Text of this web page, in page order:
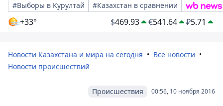
#Выборы в Курултай
#Казахстан в сравнении
+33° $469.93 €541.64 ₽5.71
Новости Казахстана и мира на сегодня
Все новости
Новости происшествий
00:56, 10 ноября 2016
Происшествия